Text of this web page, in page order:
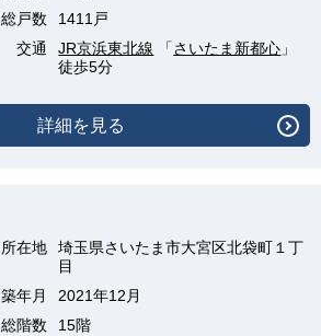
総戸数
1411戸
交通
JR京浜東北線 「さいたま新都心 」
徒歩5分
詳細を見る
所在地
埼玉県さいたま市大宮区北袋町１丁
目
築年月
2021年12月
総階数
15階